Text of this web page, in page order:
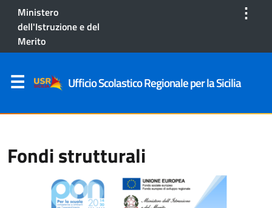
Ministero
dell'Istruzione e del
Merito
⋮
Ufficio Scolastico Regionale per la Sicilia
Fondi strutturali